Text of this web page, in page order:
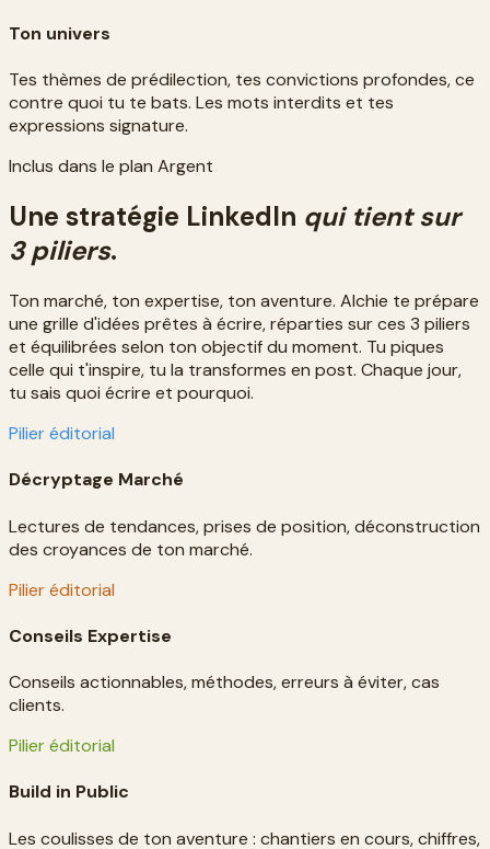
Ton univers
Tes thèmes de prédilection, tes convictions profondes, ce
contre quoi tu te bats. Les mots interdits et tes
expressions signature.
Inclus dans le plan Argent
Une stratégie LinkedIn qui tient sur
3 piliers.
Ton marché, ton expertise, ton aventure. Alchie te prépare
une grille d'idées prêtes à écrire, réparties sur ces 3 piliers
et équilibrées selon ton objectif du moment. Tu piques
celle qui t'inspire, tu la transformes en post. Chaque jour,
tu sais quoi écrire et pourquoi.
Pilier éditorial
Décryptage Marché
Lectures de tendances, prises de position, déconstruction
des croyances de ton marché.
Pilier éditorial
Conseils Expertise
Conseils actionnables, méthodes, erreurs à éviter, cas
clients.
Pilier éditorial
Build in Public
Les coulisses de ton aventure : chantiers en cours, chiffres,